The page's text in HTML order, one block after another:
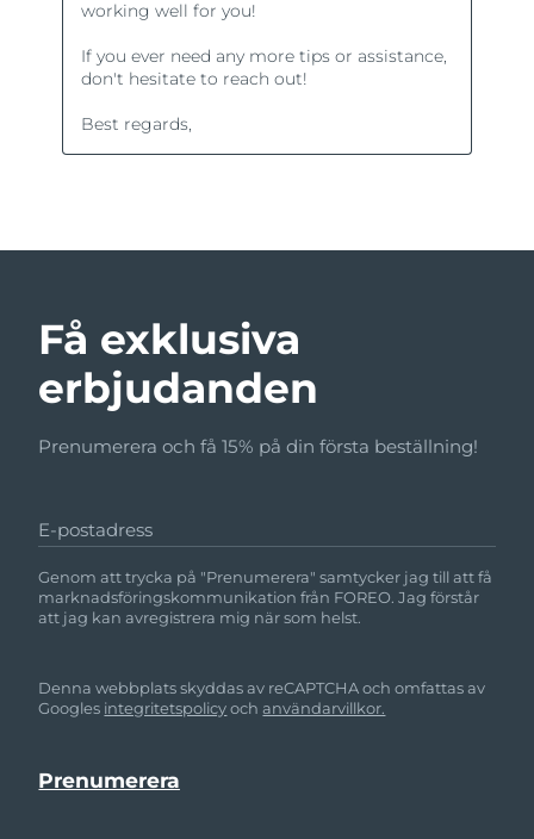
Få exklusiva
erbjudanden
Prenumerera och få 15% på din första beställning!
E-postadress
Genom att trycka på "Prenumerera" samtycker jag till att få
marknadsföringskommunikation från FOREO. Jag förstår
att jag kan avregistrera mig när som helst.
Denna webbplats skyddas av reCAPTCHA och omfattas av
Googles integritetspolicyochanvändarvillkor.